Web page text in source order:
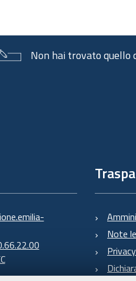
Non hai trovato quello
Note